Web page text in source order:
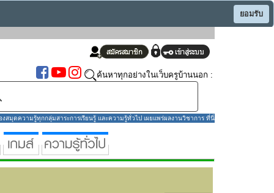
ยอมรับ
ค้นหาทุกอย่างในเว็บครูบ้านนอก :
มุดความรู้ทุกกลุ่มสาระการเรียนรู้ และความรู้ทั่วไป เผยแพร่ผลงานวิชาการ ที่นี่